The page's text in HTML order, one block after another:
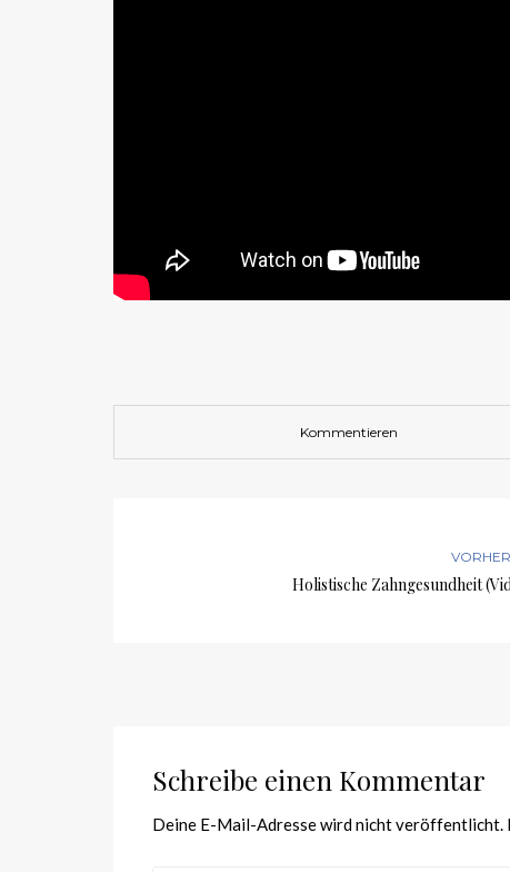
Kommentieren
Holistische Zahngesundheit
Schreibe einen Kommentar
Deine E-Mail-Adresse wird nicht veröffentlicht.